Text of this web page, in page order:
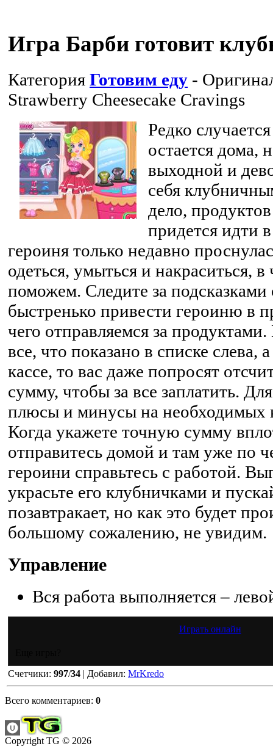
Игра Барби готовит
Категория Готовим еду -
Strawberry Cheesecake Cravings
Редко
остается дома,
выходной и
себя
дело,
придется идти
героиня только недавно
одеться, умыться и накраситься,
поможем. Следите за
быстренько привести героиню в
чего отправляемся за
все, что показано в списке слева,
кассе, то вас даже попросят
сумму, чтобы за все заплатить.
плюсы и минусы на необходимых
Когда укажете точную сумму
отправитесь домой и там уже по
героини справьтесь с работой.
украсьте его клубничками и
позавтракает, но как это будет
большому сожалению, не увидим.
Управление
Вся работа выполняется –
Играть онлайн
Счетчики: 997/34 | Добавил: MrKredo
Всего комментариев: 0
Copyright TG © 2026